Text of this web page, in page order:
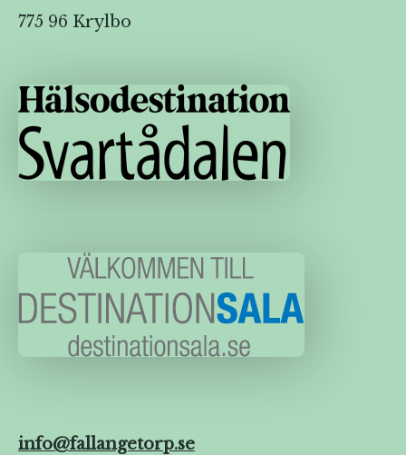
775 96 Krylbo
info@fallangetorp.se